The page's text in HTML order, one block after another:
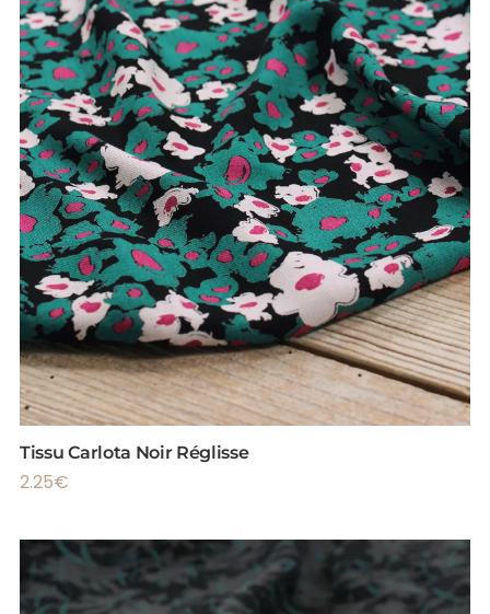
Tissu Carlota Noir Réglisse
2.25€